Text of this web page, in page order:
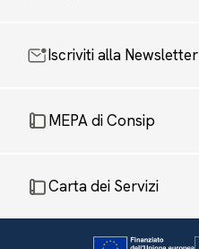
Iscriviti alla Newsletter
MEPA di Consip
Carta dei Servizi